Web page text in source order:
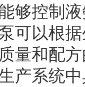
够控制
可以根
量和配
系统中